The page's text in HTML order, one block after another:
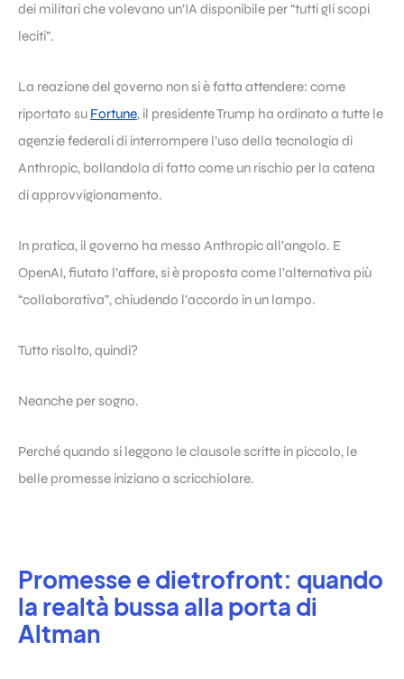
dei militari che volevano un’IA disponibile per “tutti gli scopi
leciti”.
La reazione del governo non si è fatta attendere: come
riportato su Fortune, il presidente Trump ha ordinato a tutte le
agenzie federali di interrompere l’uso della tecnologia di
Anthropic, bollandola di fatto come un rischio per la catena
di approvvigionamento.
In pratica, il governo ha messo Anthropic all’angolo. E
OpenAI, fiutato l’affare, si è proposta come l’alternativa più
“collaborativa”, chiudendo l’accordo in un lampo.
Tutto risolto, quindi?
Neanche per sogno.
Perché quando si leggono le clausole scritte in piccolo, le
belle promesse iniziano a scricchiolare.
Promesse e dietrofront: quando
la realtà bussa alla porta di
Altman